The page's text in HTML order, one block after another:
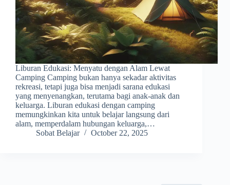
Liburan Edukasi: Menyatu dengan Alam Lewat
Camping Camping bukan hanya sekadar aktivitas
rekreasi, tetapi juga bisa menjadi sarana edukasi
yang menyenangkan, terutama bagi anak-anak dan
keluarga. Liburan edukasi dengan camping
memungkinkan kita untuk belajar langsung dari
alam, memperdalam hubungan keluarga,…
Sobat Belajar
October 22, 2025